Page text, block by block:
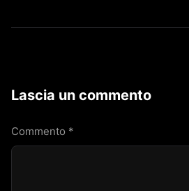
Lascia un commento
Commento *